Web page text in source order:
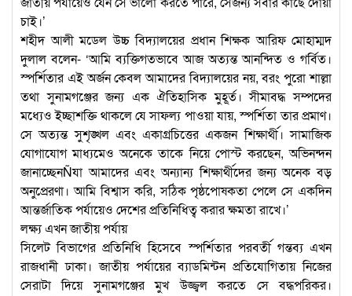
চাই।’
শহীদ আলী মডেল উচ্চ বিদ্যালয়ের প্রধান শিক্ষক আরিফ মোহাম্মদ
দুলাল বলেন- ‘আমি ব্যক্তিগতভাবে আজ অত্যন্ত আনন্দিত ও গর্বিত।
স্পর্শিতার এই অর্জন কেবল আমাদের বিদ্যালয়ের নয়, বরং পুরো শাল্লা
তথা সুনামগঞ্জের জন্য এক ঐতিহাসিক মুহূর্ত। সীমাবদ্ধ সম্পদের
মধ্যেও ইচ্ছাশক্তি থাকলে যে সাফল্য পাওয়া যায়, স্পর্শিতা তার প্রমাণ।
সে অত্যন্ত সুশৃঙ্খল এবং একাগ্রচিত্তের একজন শিক্ষার্থী। সামাজিক
যোগাযোগ মাধ্যমেও অনেকে তাকে নিয়ে পোস্ট করছেন, অভিনন্দন
জানাচ্ছেনÑযা আমাদের এবং অন্যান্য শিক্ষার্থীদের জন্য অনেক বড়
অনুপ্রেরণা। আমি বিশ্বাস করি, সঠিক পৃষ্ঠপোষকতা পেলে সে একদিন
আন্তর্জাতিক পর্যায়েও দেশের প্রতিনিধিত্ব করার ক্ষমতা রাখে।’
লক্ষ্য এখন জাতীয় পর্যায়
সিলেট বিভাগের প্রতিনিধি হিসেবে স্পর্শিতার পরবর্তী গন্তব্য এখন
রাজধানী ঢাকা। জাতীয় পর্যায়ের ব্যাডমিন্টন প্রতিযোগিতায় নিজের
সেরাটা দিয়ে সুনামগঞ্জের মুখ উজ্জ্বল করতে সে বদ্ধপরিকর।